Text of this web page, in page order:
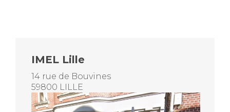
IMEL Lille
14 rue de Bouvines
59800 LILLE